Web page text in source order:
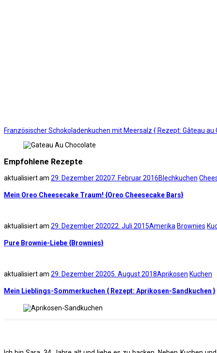
Französischer Schokoladenkuchen mit Meersalz { Rezept: Gâteau au
Empfohlene Rezepte
aktualisiert am 29. Dezember 20207. Februar 2016Blechkuchen
Mein Oreo Cheesecake Traum! {Oreo Cheesecake Bars}
aktualisiert am 29. Dezember 202022. Juli 2015Amerika Brownies
Pure Brownie-Liebe {Brownies}
aktualisiert am 29. Dezember 20205. August 2018Aprikosen Kuchen
Mein Lieblings-Sommerkuchen { Rezept: Aprikosen-Sandkuchen }